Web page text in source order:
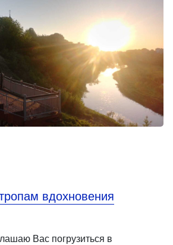
вдохновения
Вас погрузиться в